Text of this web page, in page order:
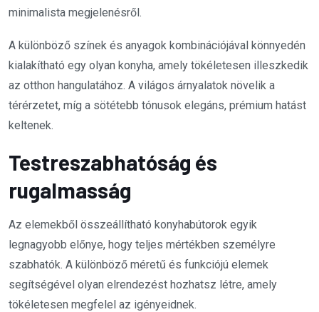
minimalista megjelenésről.
A különböző színek és anyagok kombinációjával könnyedén
kialakítható egy olyan konyha, amely tökéletesen illeszkedik
az otthon hangulatához. A világos árnyalatok növelik a
térérzetet, míg a sötétebb tónusok elegáns, prémium hatást
keltenek.
Testreszabhatóság és
rugalmasság
Az elemekből összeállítható konyhabútorok egyik
legnagyobb előnye, hogy teljes mértékben személyre
szabhatók. A különböző méretű és funkciójú elemek
segítségével olyan elrendezést hozhatsz létre, amely
tökéletesen megfelel az igényeidnek.